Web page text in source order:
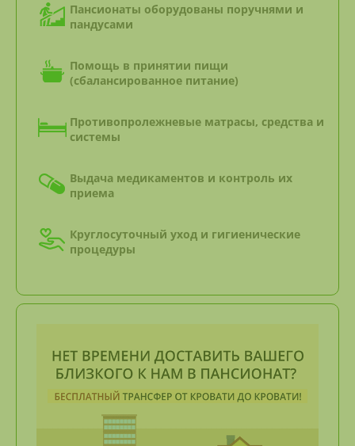
Пансионаты оборудованы поручнями и
пандусами
Помощь в принятии пищи
(сбалансированное питание)
Противопролежневые матрасы, средства и
системы
Выдача медикаментов и контроль их
приема
Круглосуточный уход и гигиенические
процедуры